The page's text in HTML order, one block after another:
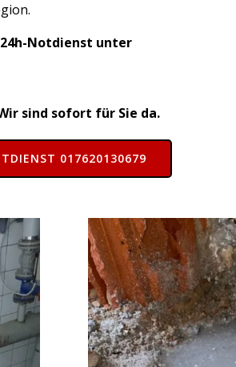
Notdienst unter
sind sofort für Sie da.
017620130679